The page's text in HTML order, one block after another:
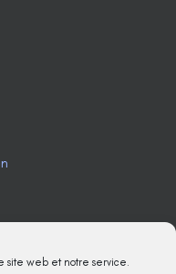
site web et notre service.